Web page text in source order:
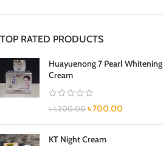
TOP RATED PRODUCTS
Huayuenong 7 Pearl Whitening
Cream
৳1,200.00 ৳700.00
KT Night Cream